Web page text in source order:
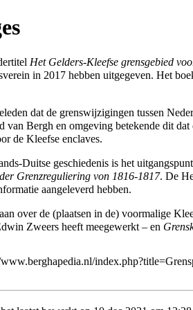
Het Gelders-Kleefse grensgebied
in 2017 hebben uitgegeven. Het
dat de grenswijzigingen tussen
van Bergh en omgeving betekende dit dat
de Kleefse enclaves.
Duitse geschiedenis is het
Grenzreguliering von 1816-1817. De
aangeleverd hebben.
over de (plaatsen in de) voormalige
Zweers heeft meegewerkt – en